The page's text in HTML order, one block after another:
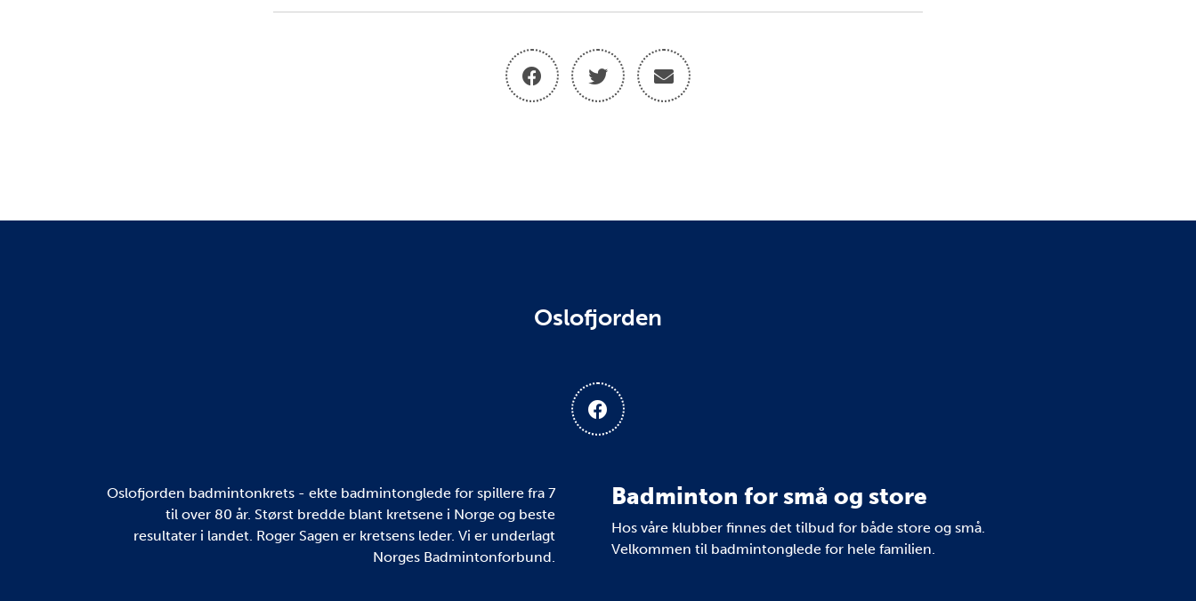
Oslofjorden
Oslofjorden badmintonkrets - ekte badmintonglede for spillere fra 7
til over 80 år. Størst bredde blant kretsene i Norge og beste
resultater i landet. Roger Sagen er kretsens leder. Vi er underlagt
Norges Badmintonforbund.
Badminton for små og store
Hos våre klubber finnes det tilbud for både store og små.
Velkommen til badmintonglede for hele familien.